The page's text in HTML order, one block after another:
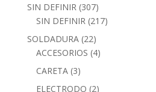
SIN DEFINIR (307)
SIN DEFINIR (217)
SOLDADURA (22)
ACCESORIOS (4)
CARETA (3)
ELECTRODO (2)